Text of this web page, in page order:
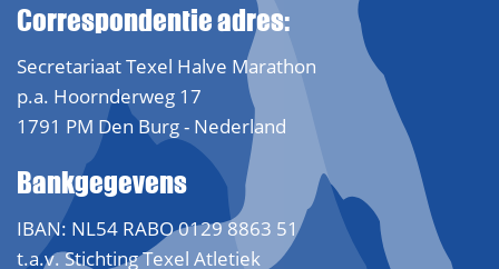
Correspondentie adres:
Secretariaat Texel Halve Marathon
p.a. Hoornderweg 17
1791 PM Den Burg - Nederland
Bankgegevens
IBAN: NL54 RABO 0129 8863 51
t.a.v. Stichting Texel Atletiek